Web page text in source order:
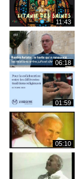
11:43
06:18
01:59
05:10